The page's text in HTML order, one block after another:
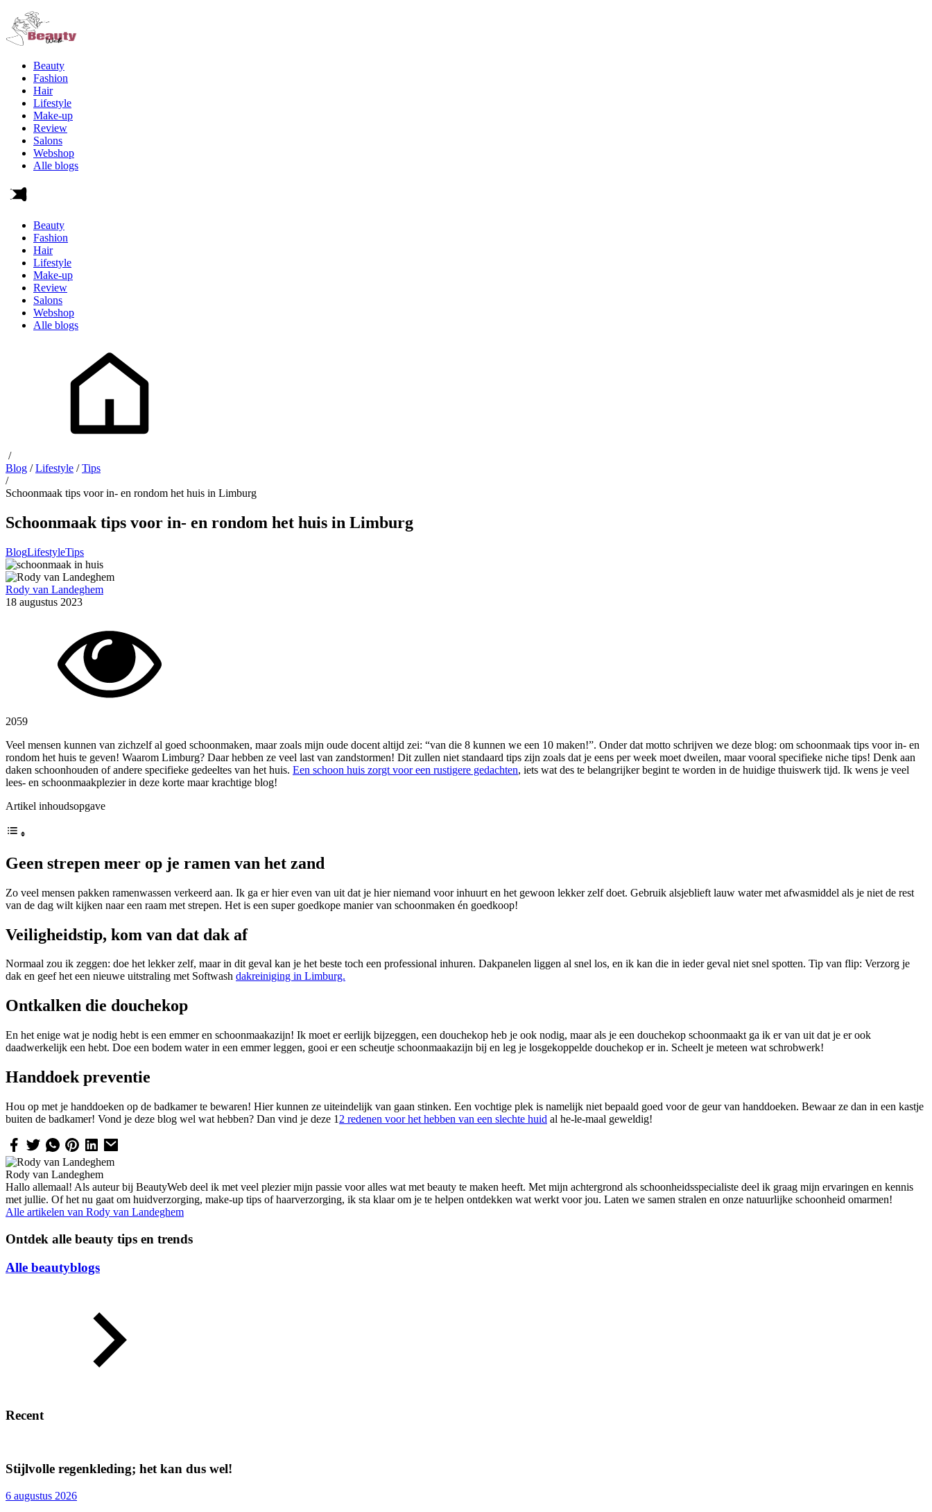
Beauty
Fashion
Hair
Lifestyle
Make-up
Review
Salons
Webshop
Alle blogs
Beauty
Fashion
Hair
Lifestyle
Make-up
Review
Salons
Webshop
Alle blogs
/
Blog /Lifestyle /Tips
/
Schoonmaak tips voor in- en rondom het huis in Limburg
Schoonmaak tips voor in- en rondom het huis in Limburg
BlogLifestyleTips
Rody van Landeghem
18 augustus 2023
2059
Veel mensen kunnen van zichzelf al goed schoonmaken, maar zoals mijn oude docent altijd zei: “van die 8 kunnen we een 10 maken!”. Onder dat motto schrijven we deze blog: om schoonmaak tips voor in- en
rondom het huis te geven! Waarom Limburg? Daar hebben ze veel last van zandstormen! Dit zullen niet standaard tips zijn zoals dat je eens per week moet dweilen, maar vooral specifieke niche tips! Denk aan
daken schoonhouden of andere specifieke gedeeltes van het huis. Een schoon huis zorgt voor een rustigere gedachten, iets wat des te belangrijker begint te worden in de huidige thuiswerk tijd. Ik wens je veel
lees- en schoonmaakplezier in deze korte maar krachtige blog!
Artikel inhoudsopgave
Geen strepen meer op je ramen van het zand
Zo veel mensen pakken ramenwassen verkeerd aan. Ik ga er hier even van uit dat je hier niemand voor inhuurt en het gewoon lekker zelf doet. Gebruik alsjeblieft lauw water met afwasmiddel als je niet de rest
van de dag wilt kijken naar een raam met strepen. Het is een super goedkope manier van schoonmaken én goedkoop!
Veiligheidstip, kom van dat dak af
Normaal zou ik zeggen: doe het lekker zelf, maar in dit geval kan je het beste toch een professional inhuren. Dakpanelen liggen al snel los, en ik kan die in ieder geval niet snel spotten. Tip van flip: Verzorg je
dak en geef het een nieuwe uitstraling met Softwash dakreiniging in Limburg.
Ontkalken die douchekop
En het enige wat je nodig hebt is een emmer en schoonmaakazijn! Ik moet er eerlijk bijzeggen, een douchekop heb je ook nodig, maar als je een douchekop schoonmaakt ga ik er van uit dat je er ook
daadwerkelijk een hebt. Doe een bodem water in een emmer leggen, gooi er een scheutje schoonmaakazijn bij en leg je losgekoppelde douchekop er in. Scheelt je meteen wat schrobwerk!
Handdoek preventie
Hou op met je handdoeken op de badkamer te bewaren! Hier kunnen ze uiteindelijk van gaan stinken. Een vochtige plek is namelijk niet bepaald goed voor de geur van handdoeken. Bewaar ze dan in een kastje
buiten de badkamer! Vond je deze blog wel wat hebben? Dan vind je deze 1 2 redenen voor het hebben van een slechte huid al he-le-maal geweldig!
Rody van Landeghem
Hallo allemaal! Als auteur bij BeautyWeb deel ik met veel plezier mijn passie voor alles wat met beauty te maken heeft. Met mijn achtergrond als schoonheidsspecialiste deel ik graag mijn ervaringen en kennis
met jullie. Of het nu gaat om huidverzorging, make-up tips of haarverzorging, ik sta klaar om je te helpen ontdekken wat werkt voor jou. Laten we samen stralen en onze natuurlijke schoonheid omarmen!
Alle artikelen van Rody van Landeghem
Ontdek alle beauty tips en trends
Alle beautyblogs
Recent
Stijlvolle regenkleding; het kan dus wel!
6 augustus 2026